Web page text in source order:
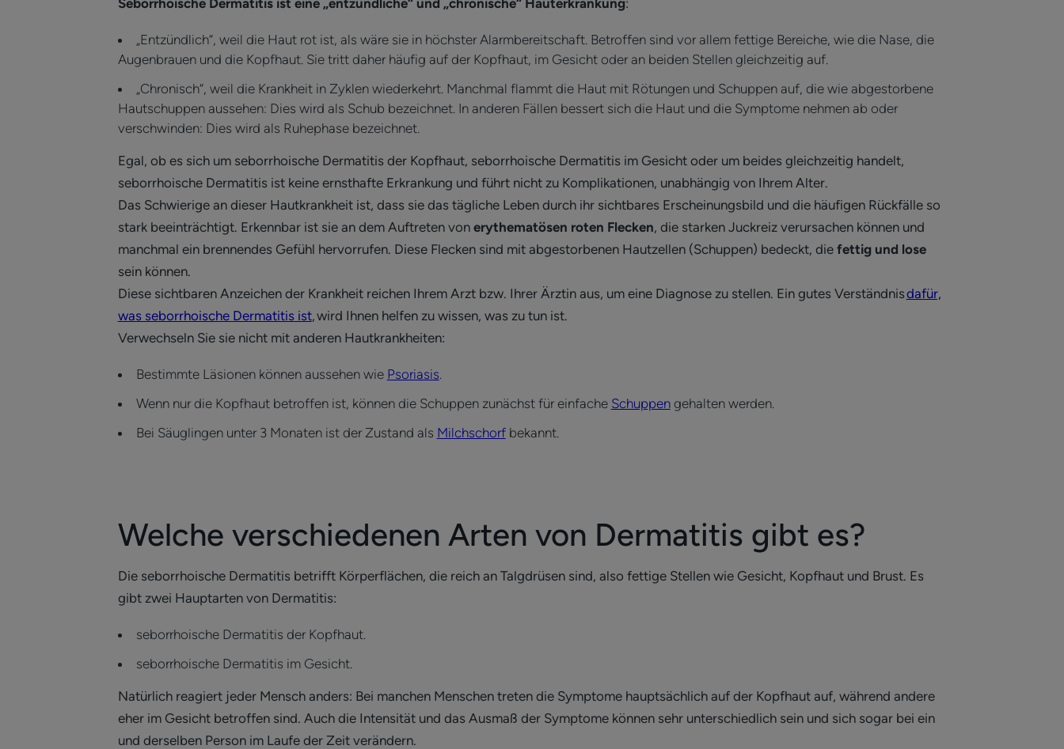
Seborrhoische Dermatitis ist eine „entzündliche“ und „chronische“ Hauterkrankung:
„Entzündlich“, weil die Haut rot ist, als wäre sie in höchster Alarmbereitschaft. Betroffen sind vor allem fettige Bereiche, wie die Nase, die
Augenbrauen und die Kopfhaut. Sie tritt daher häufig auf der Kopfhaut, im Gesicht oder an beiden Stellen gleichzeitig auf.
„Chronisch“, weil die Krankheit in Zyklen wiederkehrt. Manchmal flammt die Haut mit Rötungen und Schuppen auf, die wie abgestorbene
Hautschuppen aussehen: Dies wird als Schub bezeichnet. In anderen Fällen bessert sich die Haut und die Symptome nehmen ab oder
verschwinden: Dies wird als Ruhephase bezeichnet.
Egal, ob es sich um seborrhoische Dermatitis der Kopfhaut, seborrhoische Dermatitis im Gesicht oder um beides gleichzeitig handelt,
seborrhoische Dermatitis ist keine ernsthafte Erkrankung und führt nicht zu Komplikationen, unabhängig von Ihrem Alter.
Das Schwierige an dieser Hautkrankheit ist, dass sie das tägliche Leben durch ihr sichtbares Erscheinungsbild und die häufigen Rückfälle so
stark beeinträchtigt. Erkennbar ist sie an dem Auftreten von erythematösen roten Flecken, die starken Juckreiz verursachen können und
manchmal ein brennendes Gefühl hervorrufen. Diese Flecken sind mit abgestorbenen Hautzellen (Schuppen) bedeckt, die fettig und lose
sein können.
Diese sichtbaren Anzeichen der Krankheit reichen Ihrem Arzt bzw. Ihrer Ärztin aus, um eine Diagnose zu stellen. Ein gutes Verständnisdafür,
was seborrhoische Dermatitis ist, wird Ihnen helfen zu wissen, was zu tun ist.
Verwechseln Sie sie nicht mit anderen Hautkrankheiten:
Bestimmte Läsionen können aussehen wie Psoriasis.
Wenn nur die Kopfhaut betroffen ist, können die Schuppen zunächst für einfache Schuppengehalten werden.
Bei Säuglingen unter 3 Monaten ist der Zustand als Milchschorfbekannt.
Welche verschiedenen Arten von Dermatitis gibt es?
Die seborrhoische Dermatitis betrifft Körperflächen, die reich an Talgdrüsen sind, also fettige Stellen wie Gesicht, Kopfhaut und Brust. Es
gibt zwei Hauptarten von Dermatitis:
seborrhoische Dermatitis der Kopfhaut.
seborrhoische Dermatitis im Gesicht.
Natürlich reagiert jeder Mensch anders: Bei manchen Menschen treten die Symptome hauptsächlich auf der Kopfhaut auf, während andere
eher im Gesicht betroffen sind. Auch die Intensität und das Ausmaß der Symptome können sehr unterschiedlich sein und sich sogar bei ein
und derselben Person im Laufe der Zeit verändern.